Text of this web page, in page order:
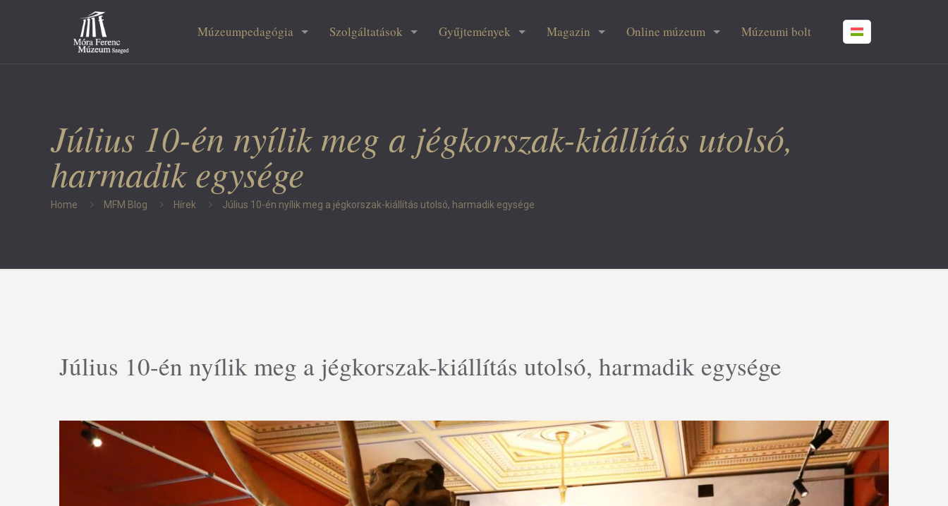
Múzeumpedagógia Szolgáltatások Gyűjtemények Magazin Online múzeum Múzeumi bolt
Július 10-én nyílik meg a jégkorszak-kiállítás utolsó,
harmadik egysége
Home MFM Blog Hírek Július 10-én nyílik meg a jégkorszak-kiállítás utolsó, harmadik egysége
Július 10-én nyílik meg a jégkorszak-kiállítás utolsó, harmadik egysége